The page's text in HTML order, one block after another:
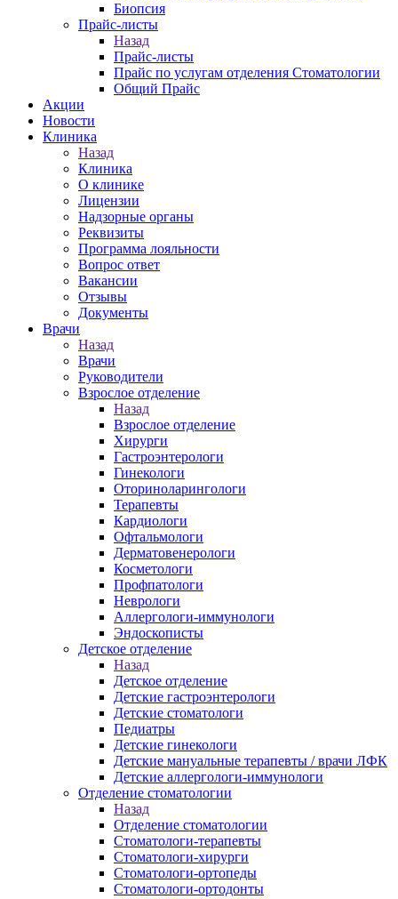
Биопсия
Прайс-листы
Назад
Прайс-листы
Прайс по услугам отделения Стоматологии
Общий Прайс
Акции
Новости
Клиника
Назад
Клиника
О клинике
Лицензии
Надзорные органы
Реквизиты
Программа лояльности
Вопрос ответ
Вакансии
Отзывы
Документы
Врачи
Назад
Врачи
Руководители
Взрослое отделение
Назад
Взрослое отделение
Хирурги
Гастроэнтерологи
Гинекологи
Оториноларингологи
Терапевты
Кардиологи
Офтальмологи
Дерматовенерологи
Косметологи
Профпатологи
Неврологи
Аллергологи-иммунологи
Эндоскописты
Детское отделение
Назад
Детское отделение
Детские гастроэнтерологи
Детские стоматологи
Педиатры
Детские гинекологи
Детские мануальные терапевты / врачи ЛФК
Детские аллергологи-иммунологи
Отделение стоматологии
Назад
Отделение стоматологии
Стоматологи-терапевты
Стоматологи-хирурги
Стоматологи-ортопеды
Стоматологи-ортодонты